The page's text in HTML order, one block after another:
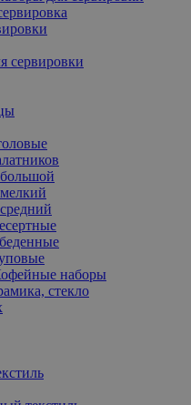
сервировки
наборы
стекло